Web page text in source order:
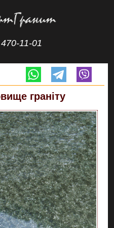
11-01
граніту